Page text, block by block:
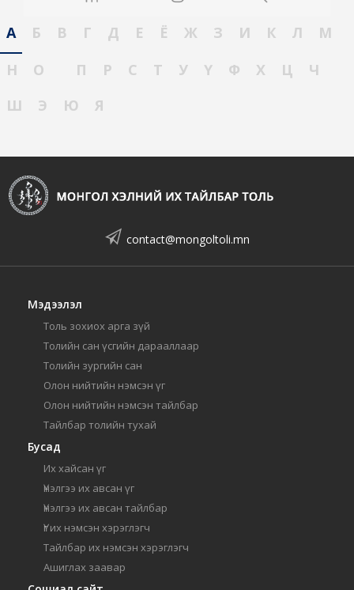
А Б В Г Д Е Ё Ж З И К Л
М
Н
О П Р С Т У Ү Ф Х Ц
Ч
Ш
Э Ю Я
contact@mongoltoli.mn
Мэдээлэл
Толь зохиох арга зүй
Толийн сан үсгийн дарааллаар
Толийн зургийн сан
Олон нийтийн нэмсэн үг
Олон нийтийн нэмсэн тайлбар
Тайлбар толийн тухай
Бусад
Их хайсан үг
Үнэлгээ их авсан үг
Үнэлгээ их авсан тайлбар
Үг их нэмсэн хэрэглэгч
Тайлбар их нэмсэн хэрэглэгч
Ашиглах заавар